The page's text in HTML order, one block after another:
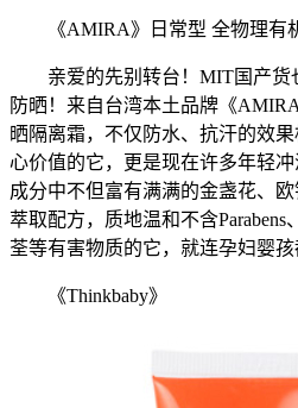
《AMIRA》日常型 全物理有
亲爱的先别转台！MIT国产货
防晒！来自台湾本土品牌《
晒隔离霜，不仅防水、抗汗的效
心价值的它，更是现在许多年轻
成分中不但富有满满的金盏花、
萃取配方，质地温和不含
荃等有害物质的它，就连孕妇婴孩
《Thinkbaby》